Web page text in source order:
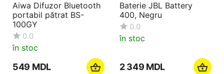
Aiwa Difuzor Bluetooth
portabil pătrat BS-
100GY
0.0
în stoc
‍549‍ MDL
Baterie JBL Battery
400, Negru
0.0
în stoc
2 349 MDL